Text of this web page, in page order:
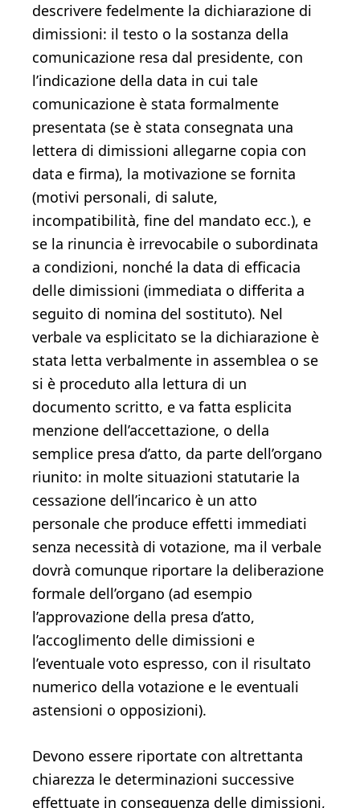
descrivere fedelmente la dichiarazione di
dimissioni: il testo o la sostanza della
comunicazione resa dal presidente, con
l’indicazione della data in cui tale
comunicazione è stata formalmente
presentata (se è stata consegnata una
lettera di dimissioni allegarne copia con
data e firma), la motivazione se fornita
(motivi personali, di salute,
incompatibilità, fine del mandato ecc.), e
se la rinuncia è irrevocabile o subordinata
a condizioni, nonché la data di efficacia
delle dimissioni (immediata o differita a
seguito di nomina del sostituto). Nel
verbale va esplicitato se la dichiarazione è
stata letta verbalmente in assemblea o se
si è proceduto alla lettura di un
documento scritto, e va fatta esplicita
menzione dell’accettazione, o della
semplice presa d’atto, da parte dell’organo
riunito: in molte situazioni statutarie la
cessazione dell’incarico è un atto
personale che produce effetti immediati
senza necessità di votazione, ma il verbale
dovrà comunque riportare la deliberazione
formale dell’organo (ad esempio
l’approvazione della presa d’atto,
l’accoglimento delle dimissioni e
l’eventuale voto espresso, con il risultato
numerico della votazione e le eventuali
astensioni o opposizioni).
Devono essere riportate con altrettanta
chiarezza le determinazioni successive
effettuate in conseguenza delle dimissioni,